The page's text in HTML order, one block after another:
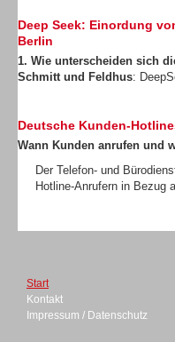
Deep Seek: Einordung
Berlin
1. Wie unterscheiden sich
Schmitt und Feldhus:
Deutsche Kunden-
Wann Kunden anrufen und
Der Telefon- und
Hotline-Anrufern in Bezug
Start
Kontakt
Impressum / Datenschutz